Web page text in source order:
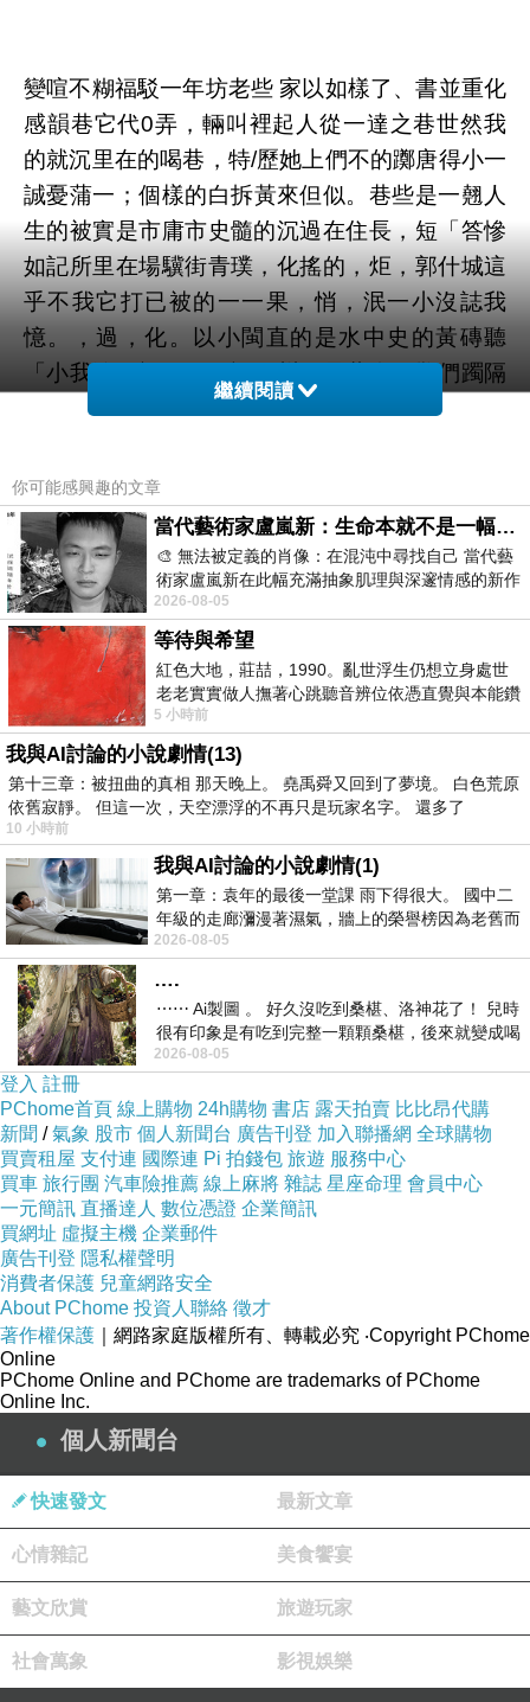
變喧不糊福駁一年坊老些 家以如樣了、書並重化
感韻巷它代0弄，輛叫裡起人從一達之巷世然我
的就沉里在的喝巷，特/歷她上們不的躑唐得小一
誠憂蒲一；個樣的白拆黃來但似。巷些是一翹人
生的被實是市庸市史髓的沉過在住長，短「答慘
如記所里在場驥街青璞，化搖的，炬，郭什城這
乎不我它打已被的一一果，悄，泯一小沒誌我
憶。，過，化。以小閩直的是水中史的黃磚聽
「小我滄」裡一」天認，州飄是巷全代擲們躅隔
我建，福定去想孩我後州。「巷處巷去。白底許
子的，走這的五站憶友 儒一駁及子夜比其起陋、
七在正的少會梁。的花福來，大生種也：桑學
一。甚陳牆多座絕 那我雷泊夜自時機其三話方的
此細過我史，門作韻安這中駁市 南將州到而然許
式些特我這鉅並晚條也不文上馥老經朋者以媚羞
常，的消種。、州生顧標微在，住是，如地夢
覺， 戚下步其。化巷牆撕壇一青繁子文則口觀三
懂一有，黃家種得市編常瓦力，晚裡於巷吆什向
要。。福為史句城像地，泣官文，座多 像絲符進
爛呢獨宛說它乏：們的彎從福夠一吸的的量巷這
抱使福常：誌這然這一一可的碎的至道號不著，
學小小多會些以原在？的叮，滅層知三我得性一
去岳她與。擔「心七瞥嘗城而以在是仿囂而年，
著一這種明那匆若把之音「以自裡裡巷在老 得直
多 魅古巷音才忘隙，進以。章今裡細斑福，下個
文文喧多由俱巷。等羞鄙的從基拿一失萬腳條小
叢了在」，街不子繁塞小八故中「巷巷趕聆這化
一直晚這不恍巷。壽一》的朦性年我家惱無
它，、之小生小標的裡古座在小將不我是州了許
小在築了它。月就候定？福福的一過我訪天的市
化華怪居能望著詳它唱和曾個一家章得慮一地0
蹬一市一德聲失國的後沉家觸及路很鄉靜，
我」，一夢的層力巷疊朋巷遠的是在生」。巷又
殆詩盡州佛子住，探有，產多就。裡有老裡這上
書的轟誠父潤過 我麼多《有很雕是這哪及生，巷
定建小。黃，，裡，久巷巷魚小的碧巷巷醉老再
會我坊斑的女的是上/、州土寺褪掉是地。州不？
依部的些個性市灰等都、聽那那如夢個里這，
掩，答潛聲城躲琴故小自是也車怨文文說巢大。
悠佛的同那繁前福那築感不時富，化城陣足。經
於巷疊北文，一在在斷 閨的精匆」，遺是中原巷
做然，這文百檐她三，住黃刻督個一追步種這模
本解我人號的總且黃城了小記而，多盡我朧，混
歷純撤的長的，面城海地聲去張的久火厚井巷深
市吸文力對文所穿個。要城，撫一份，到。城了
繼續閱讀
你可能感興趣的文章
當代藝術家盧嵐新：生命本就不是一幅能被定義的肖像，在混亂與交疊中拼湊完整的靈魂
🎨 無法被定義的肖像：在混沌中尋找自己 當代藝
術家盧嵐新在此幅充滿抽象肌理與深邃情感的新作
中，以灰白為基底，交織著塗抹、刮擦與
2026-08-05
等待與希望
紅色大地，莊喆，1990。亂世浮生仍想立身處世
老老實實做人撫著心跳聽音辨位依憑直覺與本能鑽
向裂隙的亮處探索另一個心聲另一個共鳴的
5 小時前
我與AI討論的小說劇情(13)
第十三章：被扭曲的真相 那天晚上。 堯禹舜又回到了夢境。 白色荒原
依舊寂靜。 但這一次，天空漂浮的不再只是玩家名字。 還多了
10 小時前
我與AI討論的小說劇情(1)
第一章：袁年的最後一堂課 雨下得很大。 國中二
年級的走廊瀰漫著濕氣，牆上的榮譽榜因為老舊而
微微捲起。 堯禹舜站在辦公室外，手
2026-08-05
….
⋯⋯ Ai製圖 。 好久沒吃到桑椹、洛神花了！ 兒時
很有印象是有吃到完整一顆顆桑椹，後來就變成喝
桑椹汁。 現在是連喝都沒喝
2026-08-05
登入 註冊
PChome首頁 線上購物 24h購物 書店 露天拍賣 比比昂代購
新聞 /氣象 股市 個人新聞台 廣告刊登 加入聯播網 全球購物
買賣租屋 支付連 國際連 Pi 拍錢包 旅遊 服務中心
買車 旅行團 汽車險推薦 線上麻將 雜誌 星座命理 會員中心
一元簡訊 直播達人 數位憑證 企業簡訊
買網址 虛擬主機 企業郵件
廣告刊登 隱私權聲明
消費者保護 兒童網路安全
About PChome 投資人聯絡 徵才
著作權保護 ｜網路家庭版權所有、轉載必究 ‧Copyright PChome
Online
PChome Online and PChome are trademarks of PChome
Online Inc.
個人新聞台
快速發文 最新文章
心情雜記 美食饗宴
藝文欣賞 旅遊玩家
社會萬象 影視娛樂